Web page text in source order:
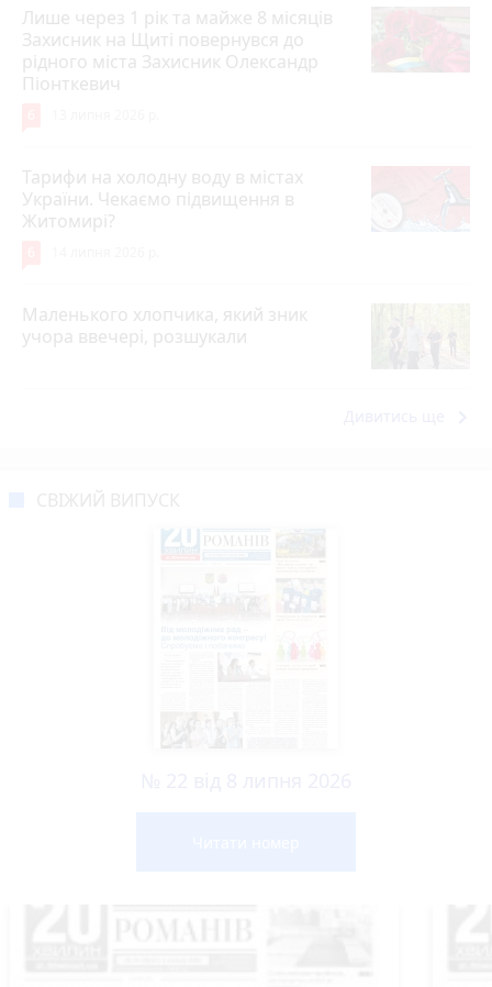
Лише через 1 рік та майже 8 місяців
Захисник на Щиті повернувся до
рідного міста Захисник Олександр
Піонткевич
Тарифи на холодну воду в містах
України. Чекаємо підвищення в
Житомирі?
Маленького хлопчика, який зник
учора ввечері, розшукали